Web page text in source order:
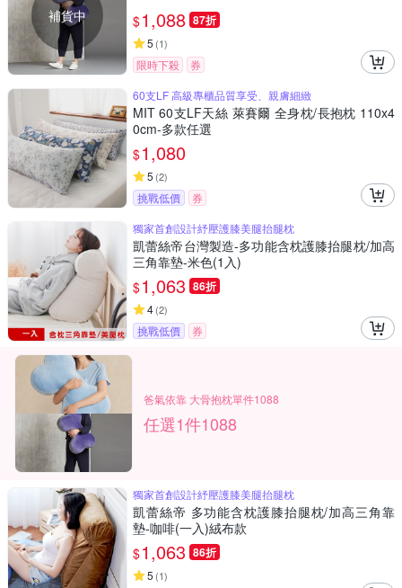
補貨中 $1,088 87折
5 (1)
限時下殺
券
60支LF 高級專櫃品質享受、親膚細緻
MIT 60支LF天絲 萊賽爾 全身枕/長抱枕 110x4
0cm-多款任選
$1,080
5 (2)
挑戰低價
券
獨家首創設計紓壓護膝美腿抬腿枕
凱蕾絲帝台灣製造-多功能含枕護膝抬腿枕/加高
三角靠墊-米色(1入)
$1,063 86折
4(2)
挑戰低價 券
爸氣依靠 大骨抱枕單件1088
任選1件1088
獨家首創設計紓壓護膝美腿抬腿枕
凱蕾絲帝 多功能含枕護膝抬腿枕/加高三角靠
墊-咖啡(一入)絨布款
$1,063 86折
5 (1)